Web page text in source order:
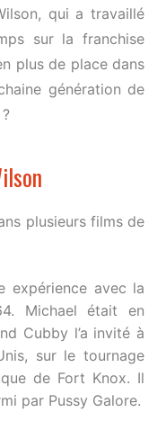
qui a travaillé
sur la franchise
plus de place dans
génération de
plusieurs films de
expérience avec la
Michael était en
Cubby l’a invité à
sur le tournage
de Fort Knox. Il
par Pussy Galore.